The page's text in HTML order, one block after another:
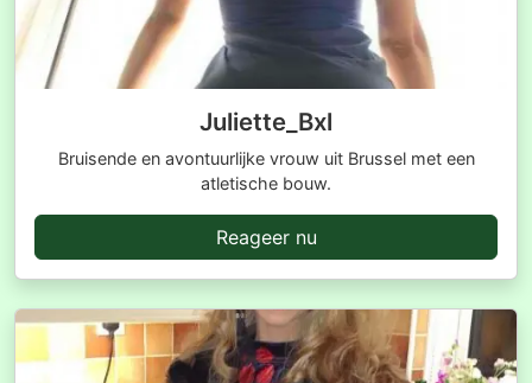
Juliette_Bxl
Bruisende en avontuurlijke vrouw uit Brussel met een
atletische bouw.
Reageer nu